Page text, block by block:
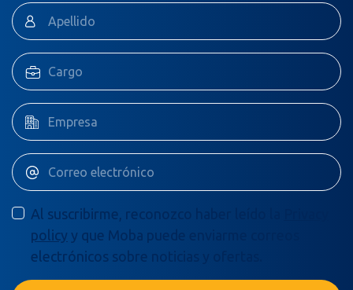
Al suscribirme, reconozco haber leído la
policy y que Moba puede enviarme correos
electrónicos sobre noticias y ofertas.